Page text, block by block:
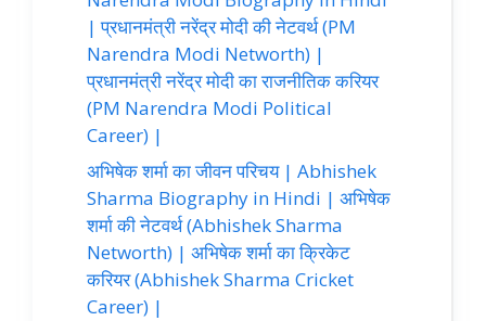
| प्रधानमंत्री नरेंद्र मोदी की नेटवर्थ (PM
Narendra Modi Networth) |
प्रधानमंत्री नरेंद्र मोदी का राजनीतिक करियर
(PM Narendra Modi Political
Career) |
अभिषेक शर्मा का जीवन परिचय | Abhishek
Sharma Biography in Hindi | अभिषेक
शर्मा की नेटवर्थ (Abhishek Sharma
Networth) | अभिषेक शर्मा का क्रिकेट
करियर (Abhishek Sharma Cricket
Career) |